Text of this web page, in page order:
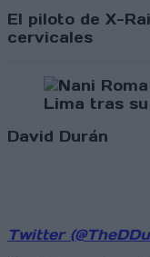
El piloto de X-
cervicales
David Durán
Twitter